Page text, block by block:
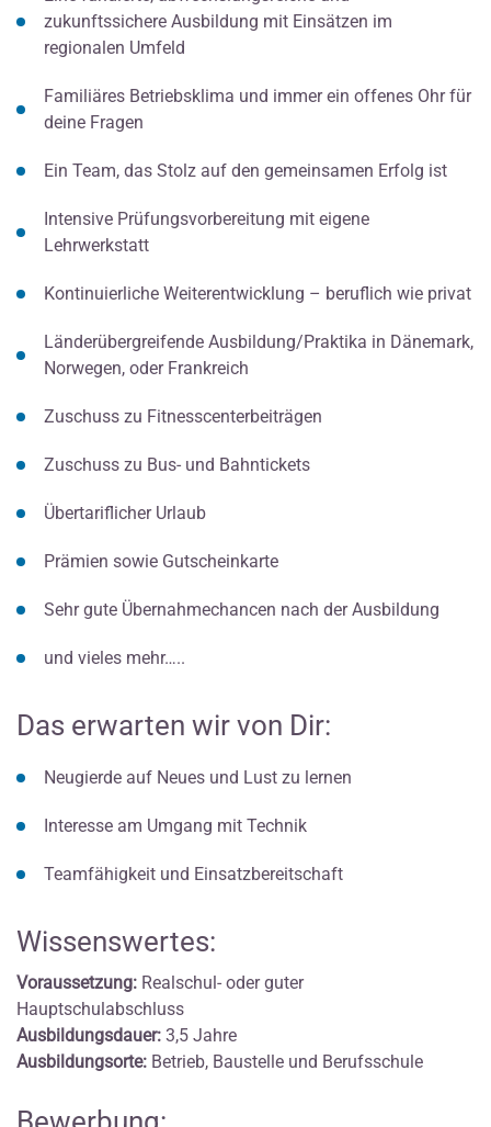
zukunftssichere Ausbildung mit Einsätzen im
regionalen Umfeld
Familiäres Betriebsklima und immer ein offenes Ohr für
deine Fragen
Ein Team, das Stolz auf den gemeinsamen Erfolg ist
Intensive Prüfungsvorbereitung mit eigene
Lehrwerkstatt
Kontinuierliche Weiterentwicklung – beruflich wie privat
Länderübergreifende Ausbildung/Praktika in Dänemark,
Norwegen, oder Frankreich
Zuschuss zu Fitnesscenterbeiträgen
Zuschuss zu Bus- und Bahntickets
Übertariflicher Urlaub
Prämien sowie Gutscheinkarte
Sehr gute Übernahmechancen nach der Ausbildung
und vieles mehr…..
Das erwarten wir von Dir:
Neugierde auf Neues und Lust zu lernen
Interesse am Umgang mit Technik
Teamfähigkeit und Einsatzbereitschaft
Wissenswertes:
Voraussetzung: Realschul- oder guter
Hauptschulabschluss
Ausbildungsdauer: 3,5 Jahre
Ausbildungsorte: Betrieb, Baustelle und Berufsschule